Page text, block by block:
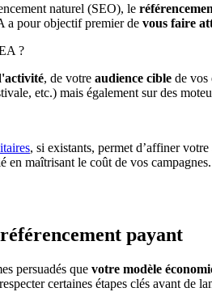
naturel (SEO), le
a pour objectif premier de vous faire
?
, de votre audience cible de vos
etc.) mais également sur des
, si existants, permet d’affiner
en maîtrisant le coût de vos campagnes.
payant
persuadés que votre modèle
certaines étapes clés avant de